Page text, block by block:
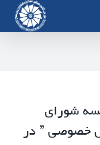
شورای
خصوصی ” در